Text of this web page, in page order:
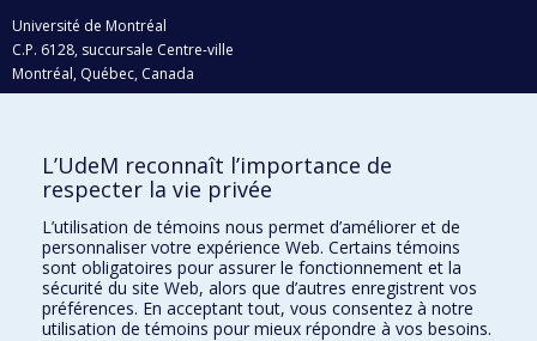
Université de Montréal
C.P. 6128, succursale Centre-ville
Montréal, Québec, Canada
H3C 3J7
Qui fait quoi?
Nous trouver
Plan du site
Accessibilité
L’UdeM reconnaît l’importance de
respecter la vie privée
L’utilisation de témoins nous permet d’améliorer et de
personnaliser votre expérience Web. Certains témoins
sont obligatoires pour assurer le fonctionnement et la
sécurité du site Web, alors que d’autres enregistrent vos
préférences. En acceptant tout, vous consentez à notre
utilisation de témoins pour mieux répondre à vos besoins.